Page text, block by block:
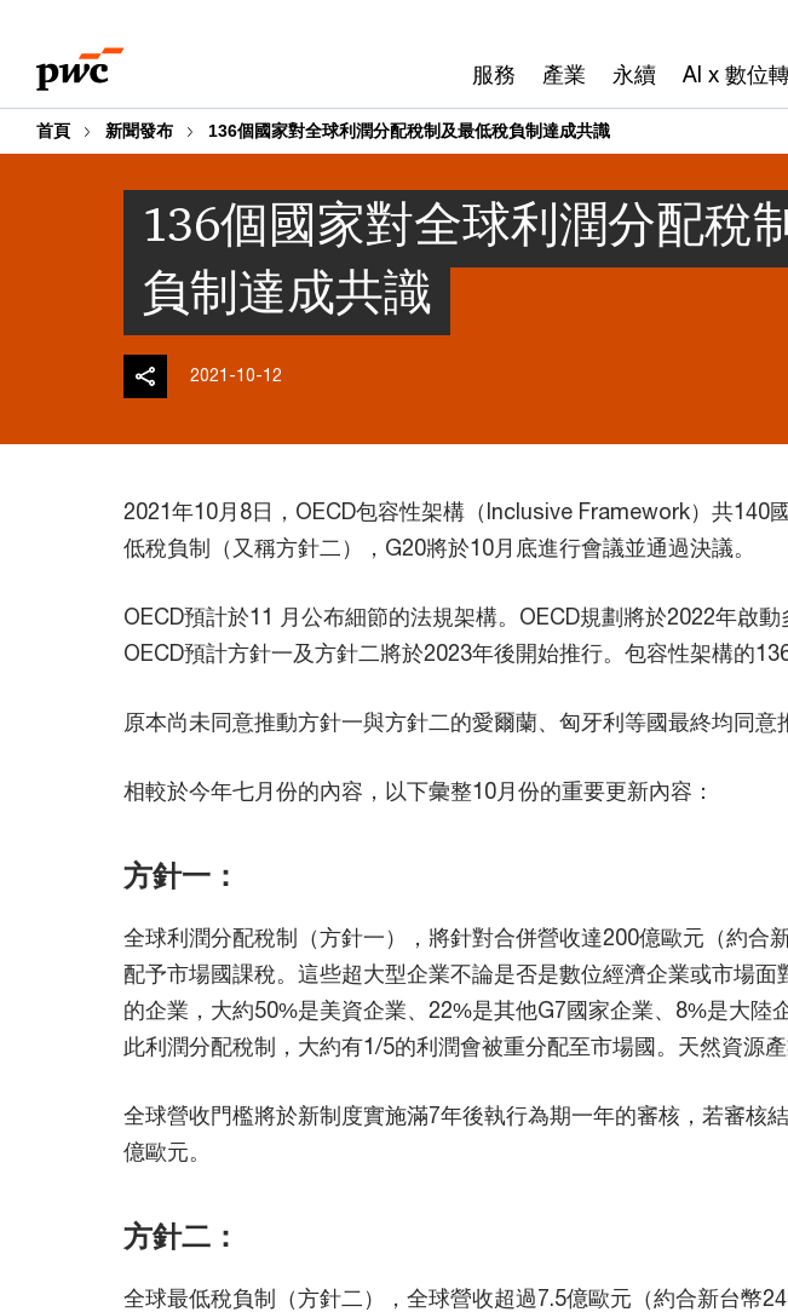
content
footer
服務 產業 永續 AI x 數位
首頁 新聞發布 136個國家對全球利潤分配稅制及最低稅負制達成共識
136個國家對全球利潤分配稅
負制達成共識
2021-10-12
2021年10月8日，OECD包容性架構（Inclusive Framework）共
低稅負制（又稱方針二），G20將於10月底進行會議並通過決議。
OECD預計於11 月公布細節的法規架構。OECD規劃將於2022年啟
OECD預計方針一及方針二將於2023年後開始推行。包容性架構的
原本尚未同意推動方針一與方針二的愛爾蘭、匈牙利等國最終均同
相較於今年七月份的內容，以下彙整10月份的重要更新內容：
方針一：
全球利潤分配稅制（方針一），將針對合併營收達200億歐元（約
配予市場國課稅。這些超大型企業不論是否是數位經濟企業或市場
的企業，大約50%是美資企業、22%是其他G7國家企業、8%是大
此利潤分配稅制，大約有1/5的利潤會被重分配至市場國。天然資源產
全球營收門檻將於新制度實施滿7年後執行為期一年的審核，若審核
億歐元。
方針二：
全球最低稅負制（方針二），全球營收超過7.5億歐元（約合新台幣